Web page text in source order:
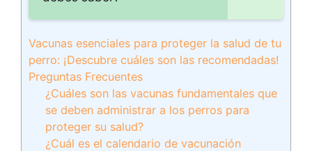
Vacunas esenciales para proteger la salud de tu
perro: ¡Descubre cuáles son las recomendadas!
Preguntas Frecuentes
¿Cuáles son las vacunas fundamentales que
se deben administrar a los perros para
proteger su salud?
¿Cuál es el calendario de vacunación